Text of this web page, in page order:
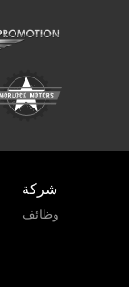
شركة
وظائف